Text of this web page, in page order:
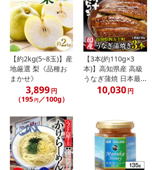
ルはお受けできません。
必ずご確認いただき、お届けする商品セット
たうえでお申し込みください。
リニューアル（成分など含む）等により、
内のバーコードなど、お届け商品と多少異な
の原料原産地表示制度]の経過措置期間の終
に記載の原産国・原材料の表記が旧表記の場
ャンセル・返品交換は対応いたしかねます。
含まれております。
PAY、au PAY（auかんたん決済）、ソフトバ
【約2kg(5~8玉)】産
地厳選 梨《品種お
まかせ》
3,899円
（195 円／100g）
【3本(約110g×3
本)】高知県産 高級
うなぎ蒲焼 日本最...
10,030円